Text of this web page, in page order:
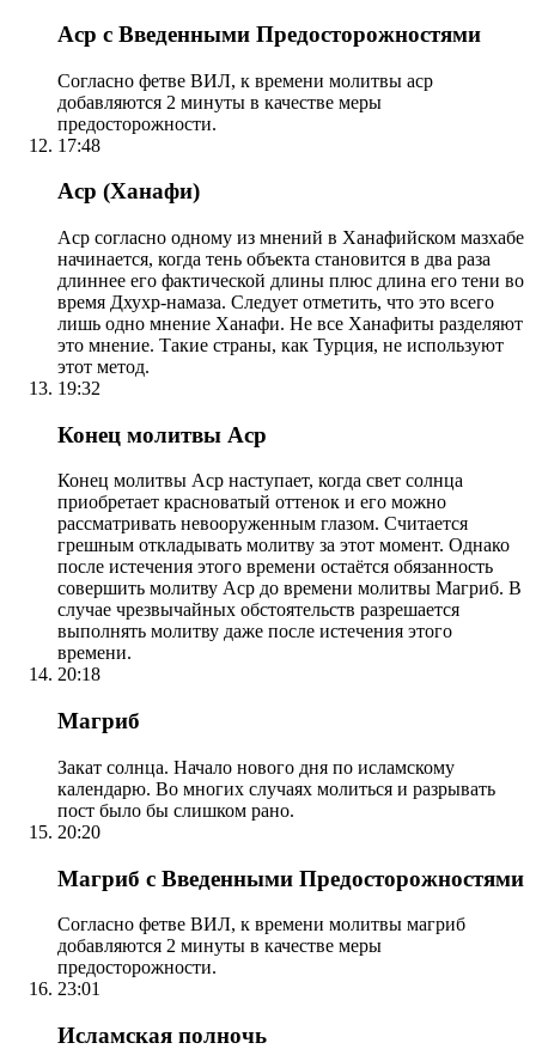
Аср с Введенными Предосторожностями
Согласно фетве ВИЛ, к времени молитвы аср
добавляются 2 минуты в качестве меры
предосторожности.
17:48
Аср (Ханафи)
Аср согласно одному из мнений в Ханафийском мазхабе
начинается, когда тень объекта становится в два раза
длиннее его фактической длины плюс длина его тени во
время Дхухр-намаза. Следует отметить, что это всего
лишь одно мнение Ханафи. Не все Ханафиты разделяют
это мнение. Такие страны, как Турция, не используют
этот метод.
19:32
Конец молитвы Аср
Конец молитвы Аср наступает, когда свет солнца
приобретает красноватый оттенок и его можно
рассматривать невооруженным глазом. Считается
грешным откладывать молитву за этот момент. Однако
после истечения этого времени остаётся обязанность
совершить молитву Аср до времени молитвы Магриб. В
случае чрезвычайных обстоятельств разрешается
выполнять молитву даже после истечения этого
времени.
20:18
Магриб
Закат солнца. Начало нового дня по исламскому
календарю. Во многих случаях молиться и разрывать
пост было бы слишком рано.
20:20
Магриб с Введенными Предосторожностями
Согласно фетве ВИЛ, к времени молитвы магриб
добавляются 2 минуты в качестве меры
предосторожности.
23:01
Исламская полночь